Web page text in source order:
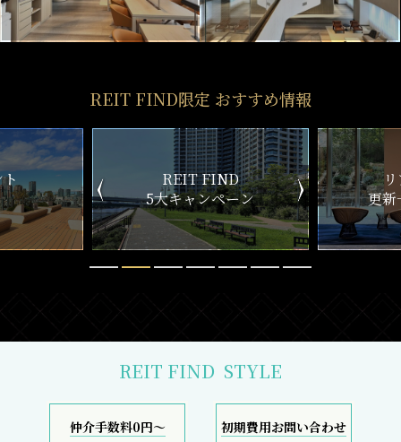
REIT FIND限定 おすすめ情報
ン
リアルタイム
更新一覧チェック
新
REIT FIND STYLE
仲介手数料0円～ 初期費用お問い合わせ